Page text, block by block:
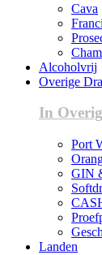
Cava
Alcoholvrij
Overige
In
Port
GIN
Landen